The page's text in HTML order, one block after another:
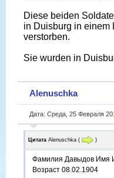
Diese beiden
in Duisburg in einem
verstorben.
Sie wurden in
Alenuschka
Дата: Среда, 25 Февраля
Цитата Alenuschka ( )
Фамилия Давыдов Имя
Возраст 08.02.1904